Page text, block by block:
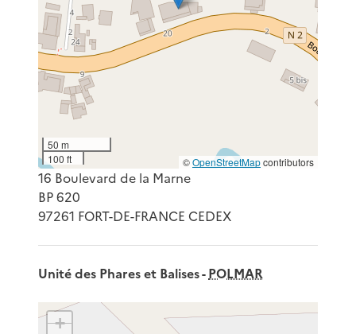
50 m
100 ft
©OpenStreetMapcontributors
16 Boulevard de la Marne
BP 620
97261 FORT-DE-FRANCE CEDEX
Unité des Phares et Balises -POLMAR
+